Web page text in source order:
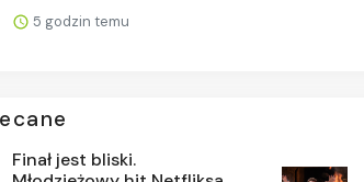
5 godzin temu
Finał jest bliski.